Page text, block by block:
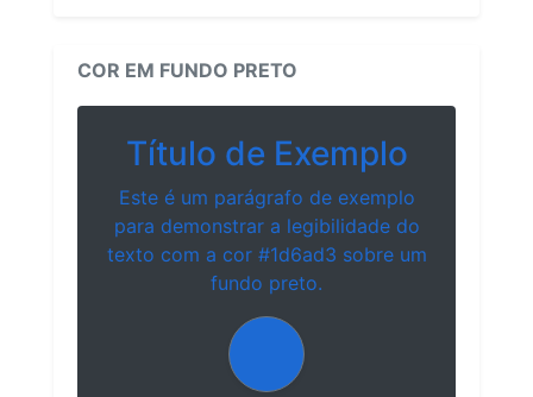
COR EM FUNDO PRETO
Título de Exemplo
Este é um parágrafo de exemplo
para demonstrar a legibilidade do
texto com a cor #1d6ad3 sobre um
fundo preto.